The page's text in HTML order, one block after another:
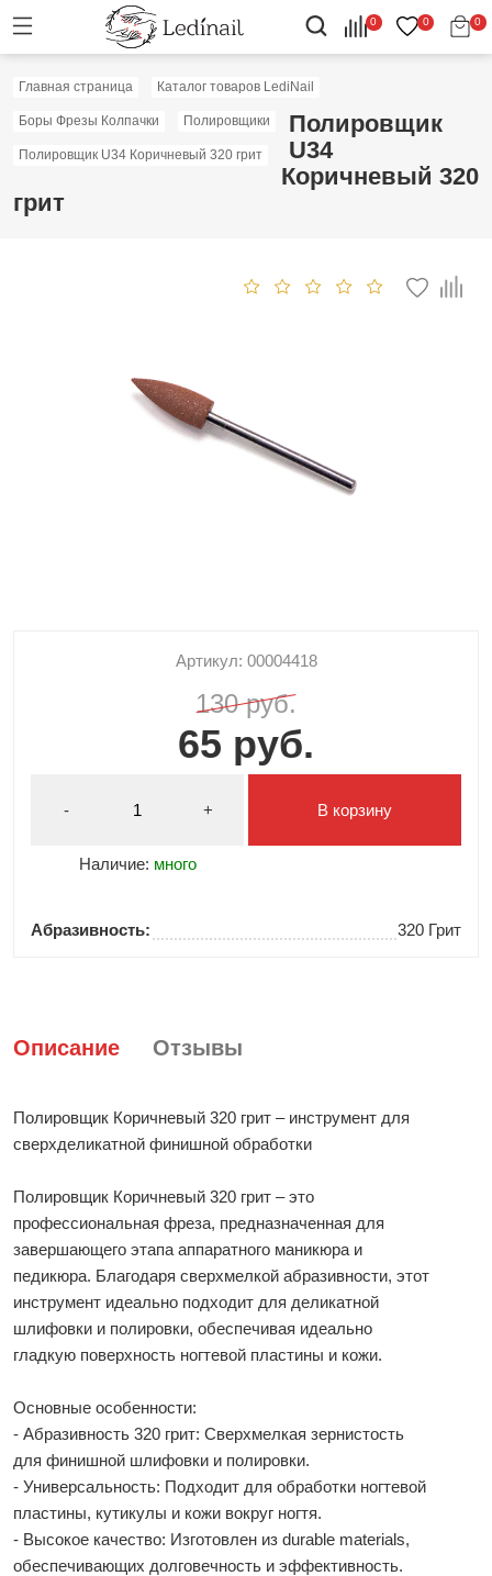
0 0 0
Главная страница Каталог товаров LediNail
Боры Фрезы Колпачки Полировщики
Полировщик U34 Коричневый 320 грит
Полировщик
U34
Коричневый 320
грит
Артикул: 00004418
130 руб.
65 руб.
- +
Наличие: много
В корзину
Абразивность: 320 Грит
Описание Отзывы
Полировщик Коричневый 320 грит – инструмент для
сверхделикатной финишной обработки
Полировщик Коричневый 320 грит – это
профессиональная фреза, предназначенная для
завершающего этапа аппаратного маникюра и
педикюра. Благодаря сверхмелкой абразивности, этот
инструмент идеально подходит для деликатной
шлифовки и полировки, обеспечивая идеально
гладкую поверхность ногтевой пластины и кожи.
Основные особенности:
- Абразивность 320 грит: Сверхмелкая зернистость
для финишной шлифовки и полировки.
- Универсальность: Подходит для обработки ногтевой
пластины, кутикулы и кожи вокруг ногтя.
- Высокое качество: Изготовлен из durable materials,
обеспечивающих долговечность и эффективность.